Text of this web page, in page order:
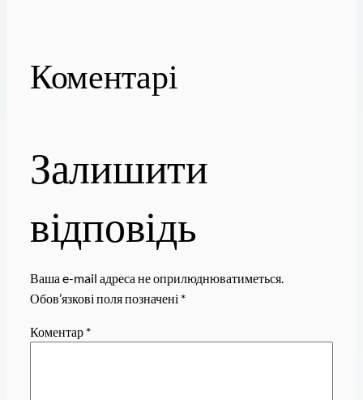
Коментарі
Залишити
відповідь
Ваша e-mail адреса не оприлюднюватиметься.
Обов’язкові поля позначені *
Коментар *